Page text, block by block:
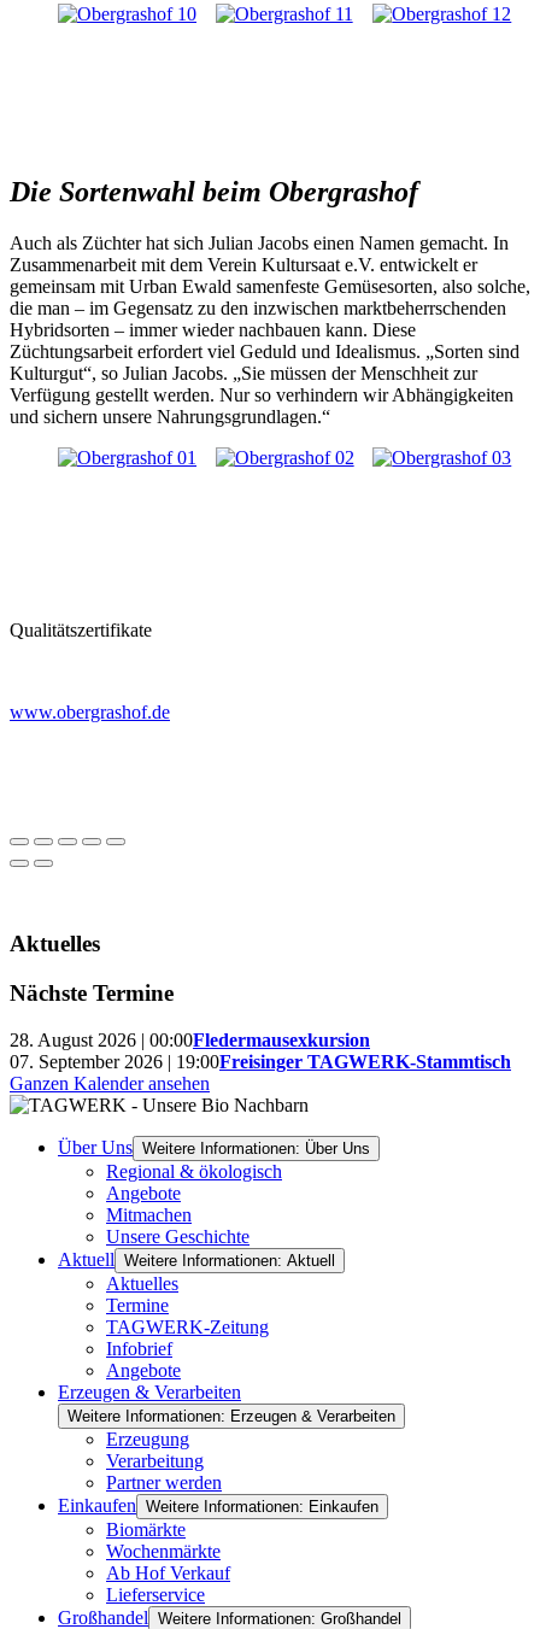
Die Sortenwahl beim Obergrashof
Auch als Züchter hat sich Julian Jacobs einen Namen gemacht. In
Zusammenarbeit mit dem Verein Kultursaat e.V. entwickelt er
gemeinsam mit Urban Ewald samenfeste Gemüsesorten, also solche,
die man – im Gegensatz zu den inzwischen marktbeherrschenden
Hybridsorten – immer wieder nachbauen kann. Diese
Züchtungsarbeit erfordert viel Geduld und Idealismus. „Sorten sind
Kulturgut“, so Julian Jacobs. „Sie müssen der Menschheit zur
Verfügung gestellt werden. Nur so verhindern wir Abhängigkeiten
und sichern unsere Nahrungsgrundlagen.“
Qualitätszertifikate
www.obergrashof.de
Aktuelles
Nächste Termine
28. August 2026 | 00:00Fledermausexkursion
07. September 2026 | 19:00Freisinger TAGWERK-Stammtisch
Ganzen Kalender ansehen
Über Uns Weitere Informationen: Über Uns
Regional & ökologisch
Angebote
Mitmachen
Unsere Geschichte
Aktuell Weitere Informationen: Aktuell
Aktuelles
Termine
TAGWERK-Zeitung
Infobrief
Angebote
Erzeugen & Verarbeiten
Weitere Informationen: Erzeugen & Verarbeiten
Erzeugung
Verarbeitung
Partner werden
Einkaufen Weitere Informationen: Einkaufen
Biomärkte
Wochenmärkte
Ab Hof Verkauf
Lieferservice
Großhandel Weitere Informationen: Großhandel